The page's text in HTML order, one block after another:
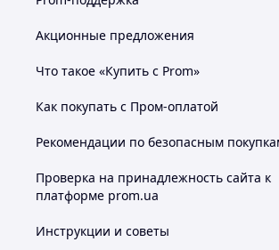
Акционные предложения
Что такое «Купить с Prom»
Как покупать с Пром-оплатой
Рекомендации по безопасным
Проверка на принадлежность сайта к
платформе prom.ua
Инструкции и советы